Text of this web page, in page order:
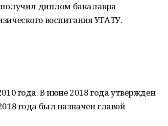
получил диплом бакалавра
воспитания УГАТУ.
года. В июне 2018 года утвержден
года был назначен главой